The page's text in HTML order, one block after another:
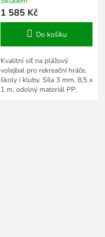
1 585 Kč
Do košíku
Kvalitní síť na plážový
volejbal pro rekreační hráče,
školy i kluby. Síla 3 mm, 8,5 x
1 m, odolný materiál PP.